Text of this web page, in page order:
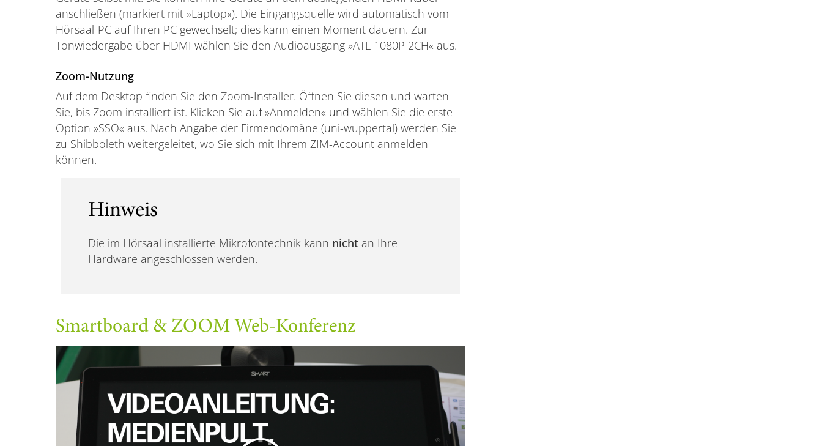
anschließen (markiert mit »Laptop«). Die Eingangsquelle wird automatisch vom
Hörsaal-PC auf Ihren PC gewechselt; dies kann einen Moment dauern. Zur
Tonwiedergabe über HDMI wählen Sie den Audioausgang »ATL 1080P 2CH« aus.
Zoom-Nutzung
Auf dem Desktop finden Sie den Zoom-Installer. Öffnen Sie diesen und warten
Sie, bis Zoom installiert ist. Klicken Sie auf »Anmelden« und wählen Sie die erste
Option »SSO« aus. Nach Angabe der Firmendomäne (uni-wuppertal) werden Sie
zu Shibboleth weitergeleitet, wo Sie sich mit Ihrem ZIM-Account anmelden
können.
Hinweis
Die im Hörsaal installierte Mikrofontechnik kann nichtan Ihre
Hardware angeschlossen werden.
Smartboard & ZOOM Web-Konferenz